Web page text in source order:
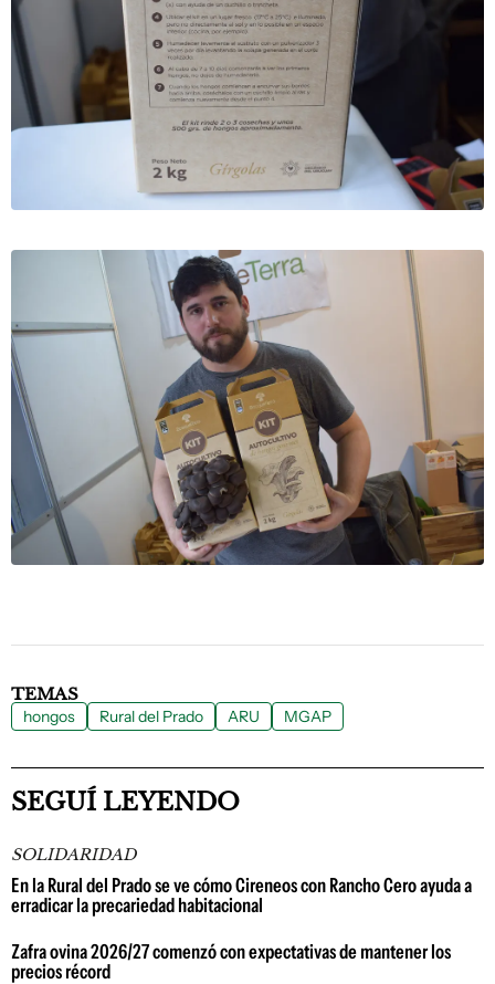
TEMAS
hongos Rural del Prado ARU MGAP
SEGUÍ LEYENDO
SOLIDARIDAD
En la Rural del Prado se ve cómo Cireneos con Rancho Cero ayuda a
erradicar la precariedad habitacional
Zafra ovina 2026/27 comenzó con expectativas de mantener los
precios récord